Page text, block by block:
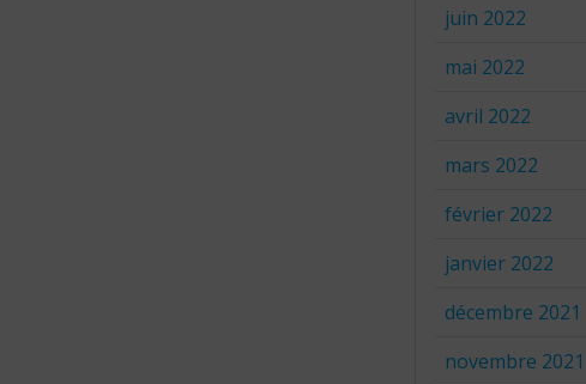
juin 2022
mai 2022
avril 2022
mars 2022
février 2022
janvier 2022
décembre 2021
novembre 2021